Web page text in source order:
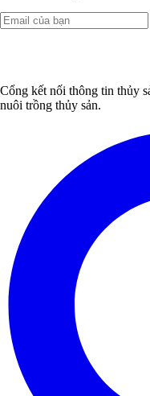
Cổng kết nối thông tin thủy
nuôi trồng thủy sản.